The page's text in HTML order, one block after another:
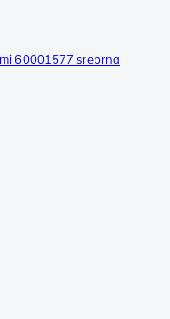
60001577 srebrna